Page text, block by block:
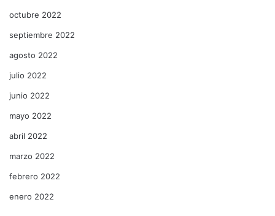
octubre 2022
septiembre 2022
agosto 2022
julio 2022
junio 2022
mayo 2022
abril 2022
marzo 2022
febrero 2022
enero 2022